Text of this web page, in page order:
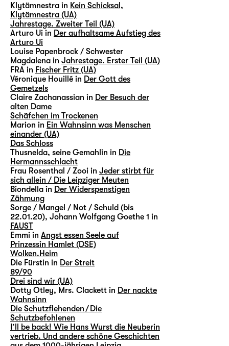
Klytämnestra in Kein Schicksal,
Klytämnestra (UA)
Jahrestage. Zweiter Teil (UA)
Arturo Ui in Der aufhaltsame Aufstieg des
Arturo Ui
Louise Papenbrock / Schwester
Magdalena in Jahrestage. Erster Teil (UA)
FRA in Fischer Fritz (UA)
Véronique Houillé in Der Gott des
Gemetzels
Claire Zachanassian in Der Besuch der
alten Dame
Schäfchen im Trockenen
Marion in Ein Wahnsinn was Menschen
einander (UA)
Das Schloss
Thusnelda, seine Gemahlin in Die
Hermannsschlacht
Frau Rosenthal / Zooi in Jeder stirbt für
sich allein / Die Leipziger Meuten
Biondella in Der Widerspenstigen
Zähmung
Sorge / Mangel / Not / Schuld (bis
22.01.20), Johann Wolfgang Goethe 1 in
FAUST
Emmi in Angst essen Seele auf
Prinzessin Hamlet (DSE)
Wolken.Heim
Die Fürstin in Der Streit
89/90
Drei sind wir (UA)
Dotty Otley, Mrs. Clackett in Der nackte
Wahnsinn
Die Schutzflehenden / Die
Schutzbefohlenen
I’ll be back! Wie Hans Wurst die Neuberin
vertrieb. Und andere schöne Geschichten